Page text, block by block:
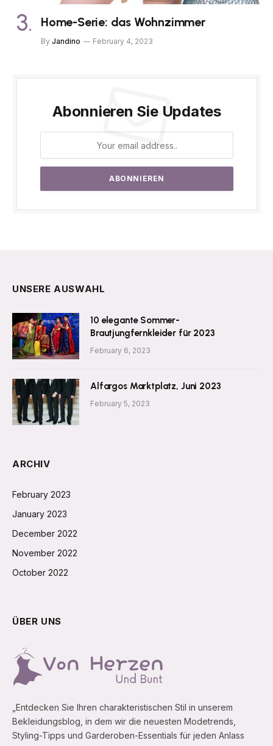
Home-Serie: das Wohnzimmer
By Jandino February 4, 2023
Abonnieren Sie Updates
UNSERE AUSWAHL
10 elegante Sommer-
Brautjungfernkleider für 2023
February 6, 2023
Alfargos Marktplatz, Juni 2023
February 5, 2023
ARCHIV
February 2023
January 2023
December 2022
November 2022
October 2022
ÜBER UNS
„Entdecken Sie Ihren charakteristischen Stil in unserem
Bekleidungsblog, in dem wir die neuesten Modetrends,
Styling-Tipps und Garderoben-Essentials für jeden Anlass